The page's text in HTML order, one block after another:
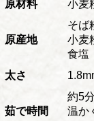
原材料 小麦
原産地
そ
小
食
太さ
茹で時間
約5
温か